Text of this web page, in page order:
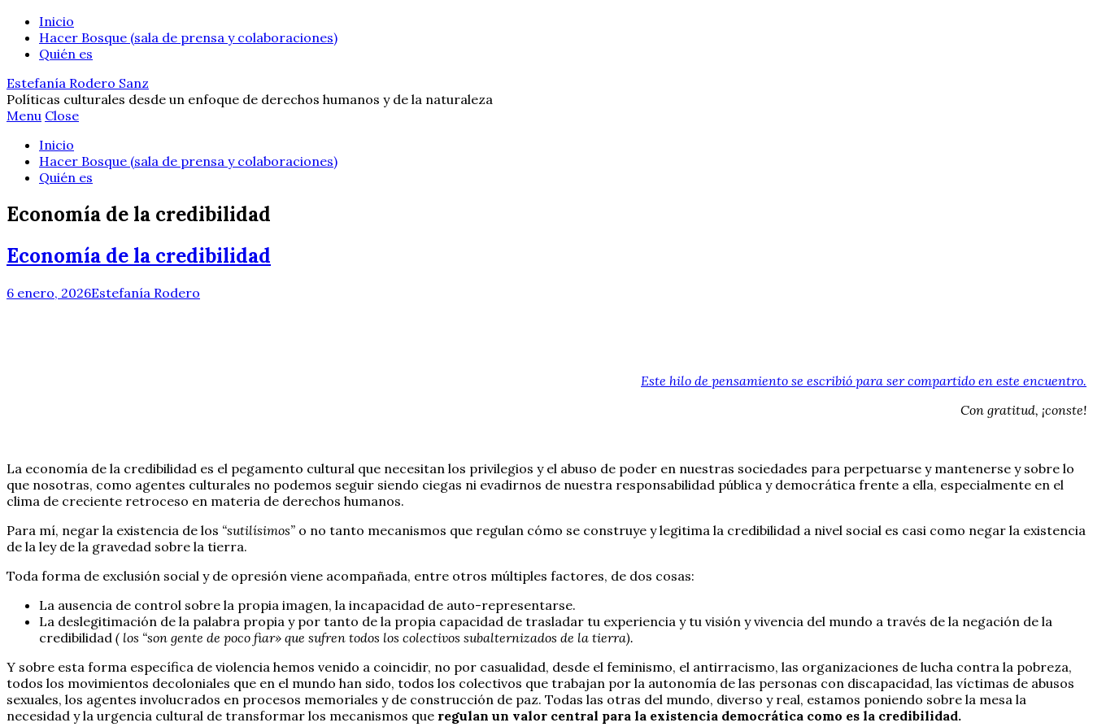
Inicio
Hacer Bosque (sala de prensa y colaboraciones)
Quién es
Estefanía Rodero Sanz
Políticas culturales desde un enfoque de derechos humanos y de la naturaleza
Menu Close
Inicio
Hacer Bosque (sala de prensa y colaboraciones)
Quién es
Economía de la credibilidad
Economía de la credibilidad
6 enero, 2026Estefanía Rodero
Este hilo de pensamiento se escribió para ser compartido en este encuentro.
Con gratitud, ¡conste!
La economía de la credibilidad es el pegamento cultural que necesitan los privilegios y el abuso de poder en nuestras sociedades para perpetuarse y mantenerse y sobre lo
que nosotras, como agentes culturales no podemos seguir siendo ciegas ni evadirnos de nuestra responsabilidad pública y democrática frente a ella, especialmente en el
clima de creciente retroceso en materia de derechos humanos.
Para mí, negar la existencia de los “sutilísimos” o no tanto mecanismos que regulan cómo se construye y legitima la credibilidad a nivel social es casi como negar la existencia
de la ley de la gravedad sobre la tierra.
Toda forma de exclusión social y de opresión viene acompañada, entre otros múltiples factores, de dos cosas:
La ausencia de control sobre la propia imagen, la incapacidad de auto-representarse.
La deslegitimación de la palabra propia y por tanto de la propia capacidad de trasladar tu experiencia y tu visión y vivencia del mundo a través de la negación de la
credibilidad ( los “son gente de poco fiar» que sufren todos los colectivos subalternizados de la tierra).
Y sobre esta forma específica de violencia hemos venido a coincidir, no por casualidad, desde el feminismo, el antirracismo, las organizaciones de lucha contra la pobreza,
todos los movimientos decoloniales que en el mundo han sido, todos los colectivos que trabajan por la autonomía de las personas con discapacidad, las víctimas de abusos
sexuales, los agentes involucrados en procesos memoriales y de construcción de paz. Todas las otras del mundo, diverso y real, estamos poniendo sobre la mesa la
necesidad y la urgencia cultural de transformar los mecanismos que regulan un valor central para la existencia democrática como es la credibilidad.